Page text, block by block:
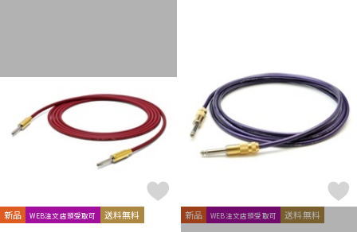
新品 WEB注文店頭受取可 送料無料 新品 WEB注文店頭受取可 送料無料